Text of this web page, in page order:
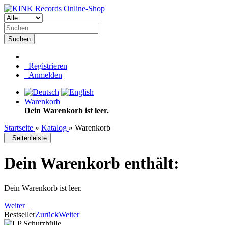
Suchen
Registrieren
Anmelden
Warenkorb
Dein Warenkorb ist leer.
Startseite » Katalog » Warenkorb
Seitenleiste
Dein Warenkorb enthält:
Dein Warenkorb ist leer.
Weiter
BestsellerZurückWeiter